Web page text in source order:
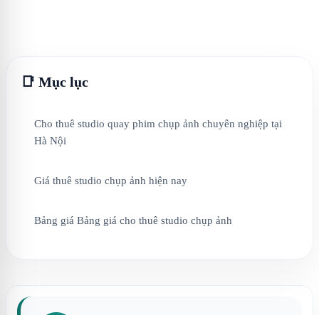
📑 Mục lục
Cho thuê studio quay phim chụp ảnh chuyên nghiệp tại
Hà Nội
Giá thuê studio chụp ảnh hiện nay
Bảng giá Bảng giá cho thuê studio chụp ảnh